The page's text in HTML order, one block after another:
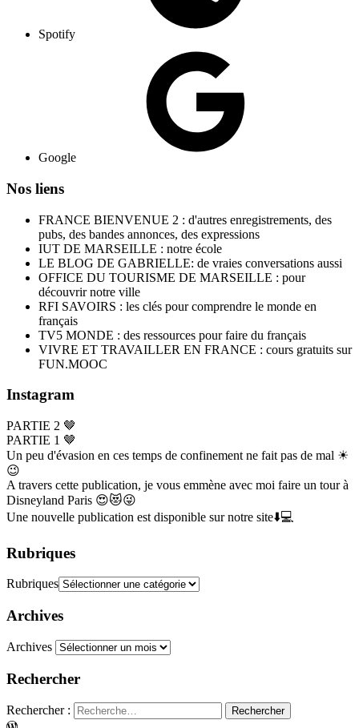
Spotify
Google
Nos liens
FRANCE BIENVENUE 2 : d'autres enregistrements, des
pubs, des bandes annonces, des expressions
IUT DE MARSEILLE : notre école
LE BLOG DE GABRIELLE: de vraies conversations aussi
OFFICE DU TOURISME DE MARSEILLE : pour
découvrir notre ville
RFI SAVOIRS : les clés pour comprendre le monde en
français
TV5 MONDE : des ressources pour faire du français
VIVRE ET TRAVAILLER EN FRANCE : cours gratuits sur
FUN.MOOC
Instagram
PARTIE 2 🤎
PARTIE 1 🤎
Un peu d'évasion en ces temps de confinement ne fait pas de mal ☀
😉
A travers cette publication, je vous emmène avec moi faire un tour à
Disneyland Paris 😍😻😜
Une nouvelle publication est disponible sur notre site⬇️💻
Rubriques
Rubriques
Archives
Archives
Rechercher
Rechercher :